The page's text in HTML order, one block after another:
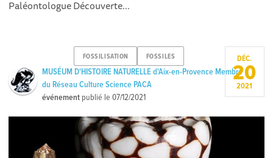
Paléontologue Découverte...
FOSSILISATION FOSSILES
MUSÉUM D'HISTOIRE NATURELLE d'Aix-en-Provence Membre
du Réseau Culture Science PACA
événement publié le07/12/2021
DÉC.
20
2021